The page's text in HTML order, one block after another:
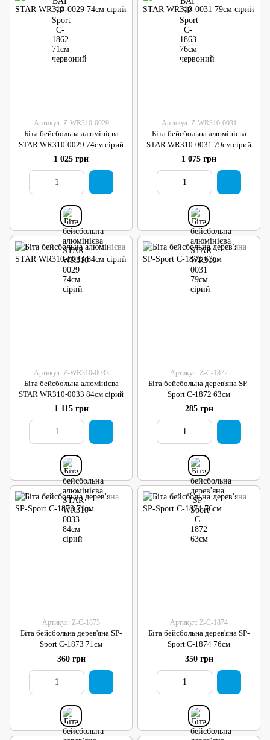
Артикул: Z-WR310-0029
Біта бейсбольна алюмінієва
STAR WR310-0029 74см сірий
1 025 грн
Артикул: Z-WR310-0031
Біта бейсбольна алюмінієва
STAR WR310-0031 79см сірий
1 075 грн
Артикул: Z-WR310-0033
Біта бейсбольна алюмінієва
STAR WR310-0033 84см сірий
1 115 грн
Артикул: Z-C-1872
Біта бейсбольна дерев'яна SP-
Sport C-1872 63см
285 грн
Артикул: Z-C-1873
Біта бейсбольна дерев'яна SP-
Sport C-1873 71см
360 грн
Артикул: Z-C-1874
Біта бейсбольна дерев'яна SP-
Sport C-1874 76см
350 грн